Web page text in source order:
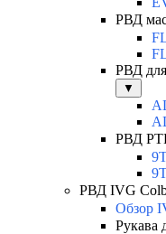
РВД
РВД
▼
РВД
РВД IVG
Обзор
Рукава